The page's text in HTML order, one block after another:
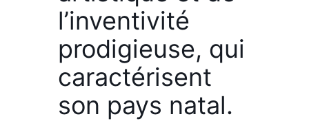
l’inventivité
prodigieuse, qui
caractérisent
son pays natal.